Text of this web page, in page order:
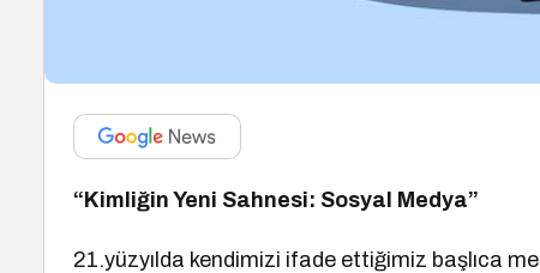
“Kimliğin Yeni Sahnesi: Sosyal Medya”
21.yüzyılda kendimizi ifade ettiğimiz başlıca